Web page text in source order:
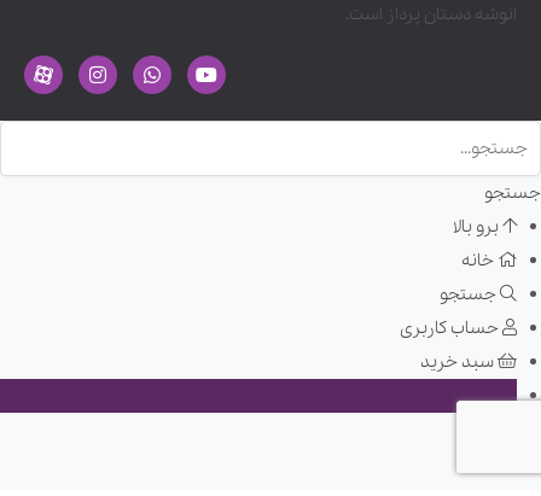
انوشه دستان پرداز است.
جستجو
برو بالا
خانه
جستجو
حساب کاربری
سبد خرید